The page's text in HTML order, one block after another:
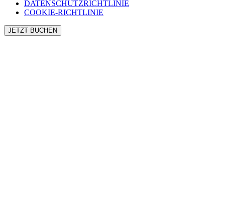
DATENSCHUTZRICHTLINIE
COOKIE-RICHTLINIE
JETZT BUCHEN